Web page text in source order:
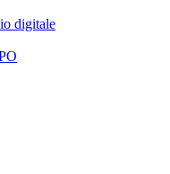
digitale